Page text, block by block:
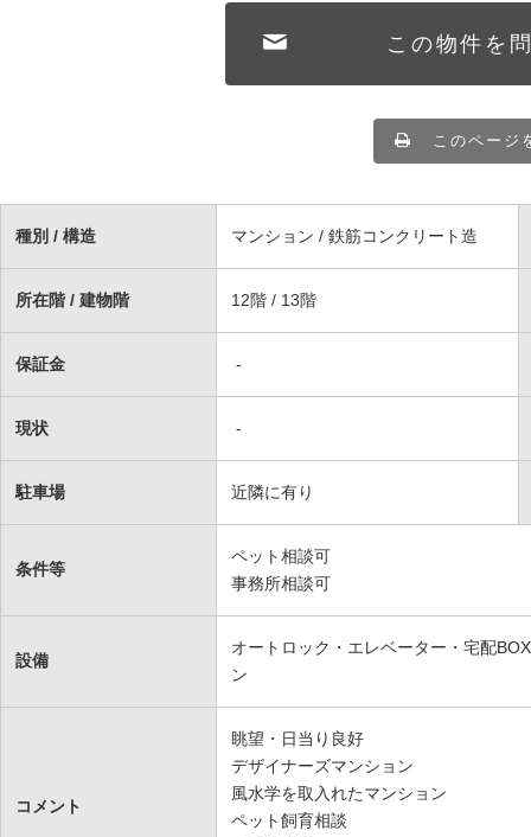
この物件を
このページ
種別 / 構造 マンション / 鉄筋コンクリート造
所在階 / 建物階 12階 / 13階
保証金 -
現状 -
駐車場 近隣に有り
条件等
ペット相談可
事務所相談可
設備
オートロック・エレベーター・宅配
ン
コメント
眺望・日当り良好
デザイナーズマンション
風水学を取入れたマンション
ペット飼育相談